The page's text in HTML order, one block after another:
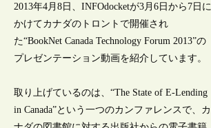
2013年4月8日、INFOdocketが3月6日から7日に
かけてカナダのトロントで開催され
た“BookNet Canada Technology Forum 2013”の
プレゼンテーション動画を紹介しています。
取り上げているのは、“The State of E-Lending
in Canada”という一つのカンファレンスで、カ